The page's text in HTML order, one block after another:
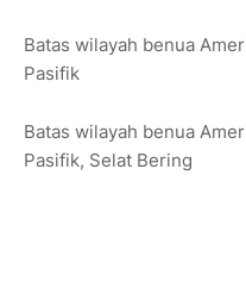
Batas wilayah benua
Pasifik
Batas wilayah benua
Pasifik, Selat Bering